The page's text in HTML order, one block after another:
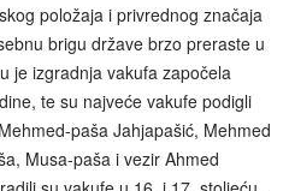
položaja i privrednog značaja
brigu države brzo preraste u
je izgradnja vakufa započela
te su najveće vakufe podigli
paša Jahjapašić, Mehmed
Musa-paša i vezir Ahmed